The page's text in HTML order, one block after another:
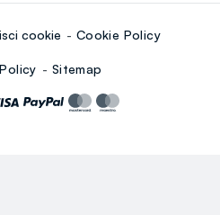
cookie Cookie Policy
Sitemap